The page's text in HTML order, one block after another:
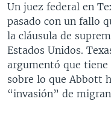
Un juez federal en
pasado con un fallo
la cláusula de
Estados Unidos.
argumentó que
sobre lo que Abbott
“invasión” de